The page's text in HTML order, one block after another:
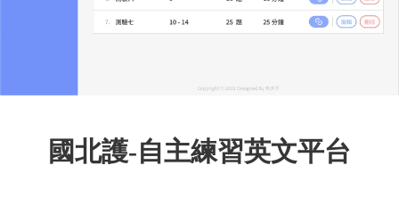
國北護-自主練習英文平台